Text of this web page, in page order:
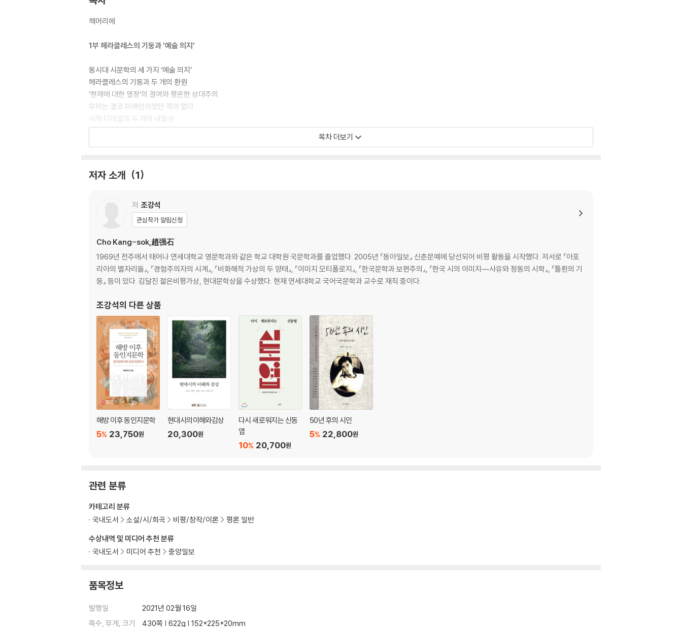
책머리에
1부 헤라클레스의 기둥과 ‘예술 의지’
동시대 시문학의 세 가지 ‘예술 의지’
헤라클레스의 기둥과 두 개의 환원
‘현재에 대한 열정’의 결여와 평온한 상대주의
우리는 결코 미래인이었던 적이 없다
시적 디테일과 두 개의 내밀성
다시 문학의 실효성에 관하여―김숨 연작소설, 『한 명』 『흐르는 편지』 『군인이 천사가 되기를 바란 적 있는가』 읽기
존재 3부작과 이미지-서사
접힘과 펼침의 장소로서의 ‘이미지-사건’
‘정동’에 대한 생산적 논의를 위하여
3부 21세기 몰리뉴 사고실험
감은 눈과 세계의 이본
음계(音界)의 안복(眼福)
무수히 문들인 시적 ‘틀뢴’
세계라는 기관과 생물(학)적 우울
언어와 실재의 신약(新約)
4부 이미지-사유의 별자리들
반묵시록적 이미지-사유
사물의 자취와 정동적 언어
스푸마토게이트
발란사의 춤
불안의 우화
5부 모티폴로지 2020
토템과 화석, 그리고 낭만적 밤
그럼에도 불구하고……
다시 타인의 고통에 대하여
세 개의 죄의식
파국 이후 상상의 구조
목차 더보기
저자 소개 1
저 조강석
관심작가 알림신청
Cho Kang-sok,趙强石
1969년 전주에서 태어나 연세대학교 영문학과와 같은 학교 대학원 국문학과를 졸업했다. 2005년 『동아일보』 신춘문예에 당선되어 비평 활동을 시작했다. 저서로 『아포
리아의 별자리들』, 『경험주의자의 시계』, 『비화해적 가상의 두 양태』, 『이미지 모티폴로지』, 『한국문학과 보편주의』, 『한국 시의 이미지―사유와 정동의 시학』, 『틀뢴의 기
둥』 등이 있다. 김달진 젊은비평가상, 현대문학상을 수상했다. 현재 연세대학교 국어국문학과 교수로 재직 중이다.
조강석의 다른 상품
해방 이후 동인지문학
23,750원
5%
현대시의이해와감상
20,300원
다시 새로워지는 신동
엽
20,700원
10%
50년 후의 시인
22,800원
5%
관련 분류
수상내역 및 미디어 추천 분류
국내도서
미디어 추천 중앙일보
카테고리 분류
국내도서
소설/시/희곡 비평/창작/이론 평론 일반
품목정보
발행일
2021년 02월 16일
쪽수, 무게, 크기
430쪽 | 622g | 152*225*20mm